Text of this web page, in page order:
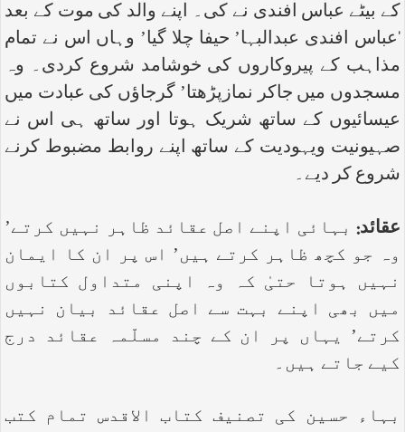
کے بیٹے عباس افندی نے کی۔ اپنے والد کی موت کے بعد
‘عباس افندی عبدالبہا’ حیفا چلا گیا’ وہاں اس نے تمام
مذاہب کے پیروکاروں کی خوشامد شروع کردی۔ وہ
مسجدوں میں جاکر نمازپڑھتا’ گرجاؤں کی عبادت میں
عیسائیوں کے ساتھ شریک ہوتا اور ساتھ ہی اس نے
صہیونیت ویہودیت کے ساتھ اپنے روابط مضبوط کرنے
شروع کر دیے۔
عقائد: بہائی اپنے اصل عقائد ظاہر نہیں کرتے’
وہ جو کچھ ظاہر کرتے ہیں’ اس پر ان کا ایمان
نہیں ہوتا حتیٰ کہ وہ اپنی متداول کتابوں
میں بھی اپنے بہت سے اصل عقائد بیان نہیں
کرتے’ یہاں پر ان کے چند مسلّمہ عقائد درج
کیے جاتے ہیں۔
بہاء حسین کی تصنیف کتاب الاقدس تمام کتب